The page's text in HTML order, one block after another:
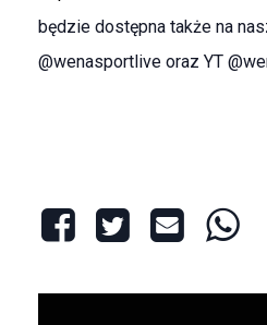
będzie dostępna także na
@wenasportlive oraz YT